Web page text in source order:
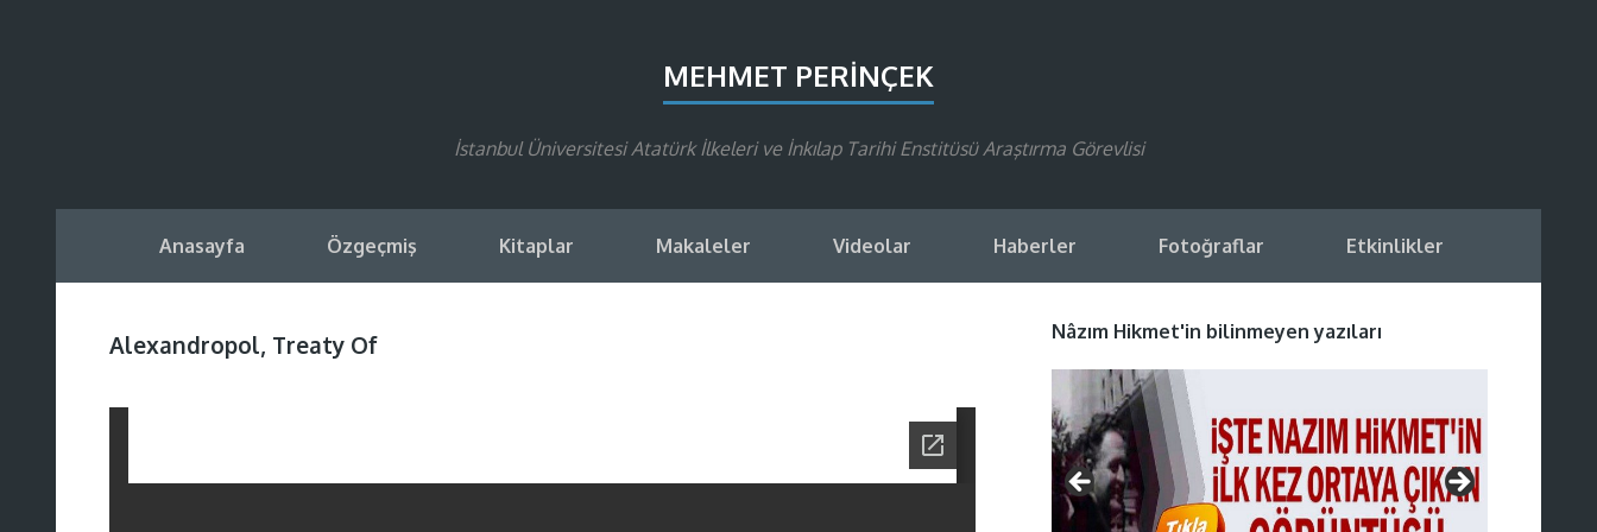
MEHMET PERINÇEK
İstanbul Üniversitesi Atatürk İlkeleri ve İnkılap Tarihi Enstitüsü Araştırma Görevlisi
Anasayfa Özgeçmiş Kitaplar Makaleler Videolar Haberler Fotoğraflar Etkinlikler
Alexandropol, Treaty Of Nâzım Hikmet'in bilinmeyen yazıları